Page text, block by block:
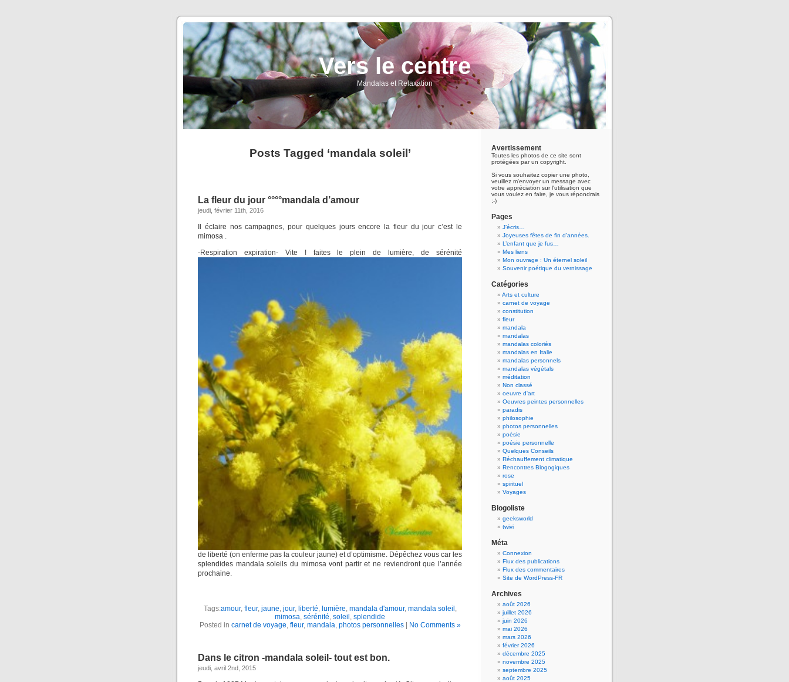
Vers le centre
Mandalas et Relaxation
Posts Tagged ‘mandala soleil’
La fleur du jour °°°°mandala d’amour
jeudi, février 11th, 2016
Il éclaire nos campagnes, pour quelques jours encore la fleur du jour c’est le
mimosa .
-Respiration expiration- Vite ! faites le plein de lumière, de sérénité
de liberté (on enferme pas la couleur jaune) et d’optimisme. Dépêchez vous car les
splendides mandala soleils du mimosa vont partir et ne reviendront que l’année
prochaine.
Tags:amour, fleur, jaune, jour, liberté, lumière, mandala d'amour, mandala soleil ,
mimosa, sérénité, soleil , splendide
Posted in carnet de voyage, fleur, mandala, photos personnelles| No Comments »
Dans le citron -mandala soleil- tout est bon.
jeudi, avril 2nd, 2015
Avertissement
Toutes les photos de ce site sont
protégées par un copyright.
Si vous souhaitez copier une photo,
veuillez m'envoyer un message avec
votre appréciation sur l'utilisation que
vous voulez en faire, je vous répondrais
;-)
Pages
J’écris…
Joyeuses fêtes de fin d’années.
L’enfant que je fus…
Mes liens
Mon ouvrage : Un éternel soleil
Souvenir poétique du vernissage
Catégories
Arts et culture
carnet de voyage
constitution
fleur
mandala
mandalas
mandalas coloriés
mandalas en Italie
mandalas personnels
mandalas végétals
méditation
Non classé
oeuvre d'art
Oeuvres peintes personnelles
paradis
philosophie
photos personnelles
poésie
poésie personnelle
Quelques Conseils
Réchauffement climatique
Rencontres Blogogiques
rose
spirituel
Voyages
Blogoliste
geeksworld
twivi
Méta
Connexion
Flux des publications
Flux des commentaires
Site de WordPress-FR
Archives
août 2026
juillet 2026
juin 2026
mai 2026
mars 2026
février 2026
décembre 2025
novembre 2025
septembre 2025
août 2025